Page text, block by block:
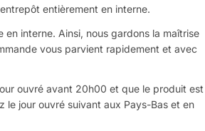
entièrement en interne.
en interne. Ainsi, nous gardons la maîtrise
vous parvient rapidement et avec
ouvré avant 20h00 et que le produit est
le jour ouvré suivant aux Pays-Bas et en